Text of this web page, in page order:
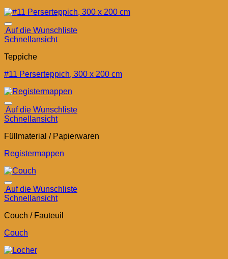
Auf die Wunschliste
Schnellansicht
Teppiche
#11 Perserteppich, 300 x 200 cm
Auf die Wunschliste
Schnellansicht
Füllmaterial / Papierwaren
Registermappen
Auf die Wunschliste
Schnellansicht
Couch / Fauteuil
Couch